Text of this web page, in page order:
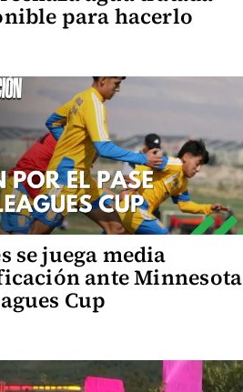
para hacerlo
se juega media
ante Minnesota
Cup